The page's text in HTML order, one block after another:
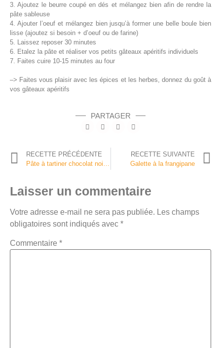
3. Ajoutez le beurre coupé en dés et mélangez bien afin de rendre la
pâte sableuse
4. Ajouter l’oeuf et mélangez bien jusqu’à former une belle boule bien
lisse (ajoutez si besoin + d’oeuf ou de farine)
5. Laissez reposer 30 minutes
6. Etalez la pâte et réaliser vos petits gâteaux apéritifs individuels
7. Faites cuire 10-15 minutes au four
–> Faites vous plaisir avec les épices et les herbes, donnez du goût à
vos gâteaux apéritifs
PARTAGER
RECETTE PRÉCÉDENTE
RECETTE SUIVANTE
Galette à la frangipane
Laisser un commentaire
Votre adresse e-mail ne sera pas publiée. Les champs
obligatoires sont indiqués avec *
Commentaire *